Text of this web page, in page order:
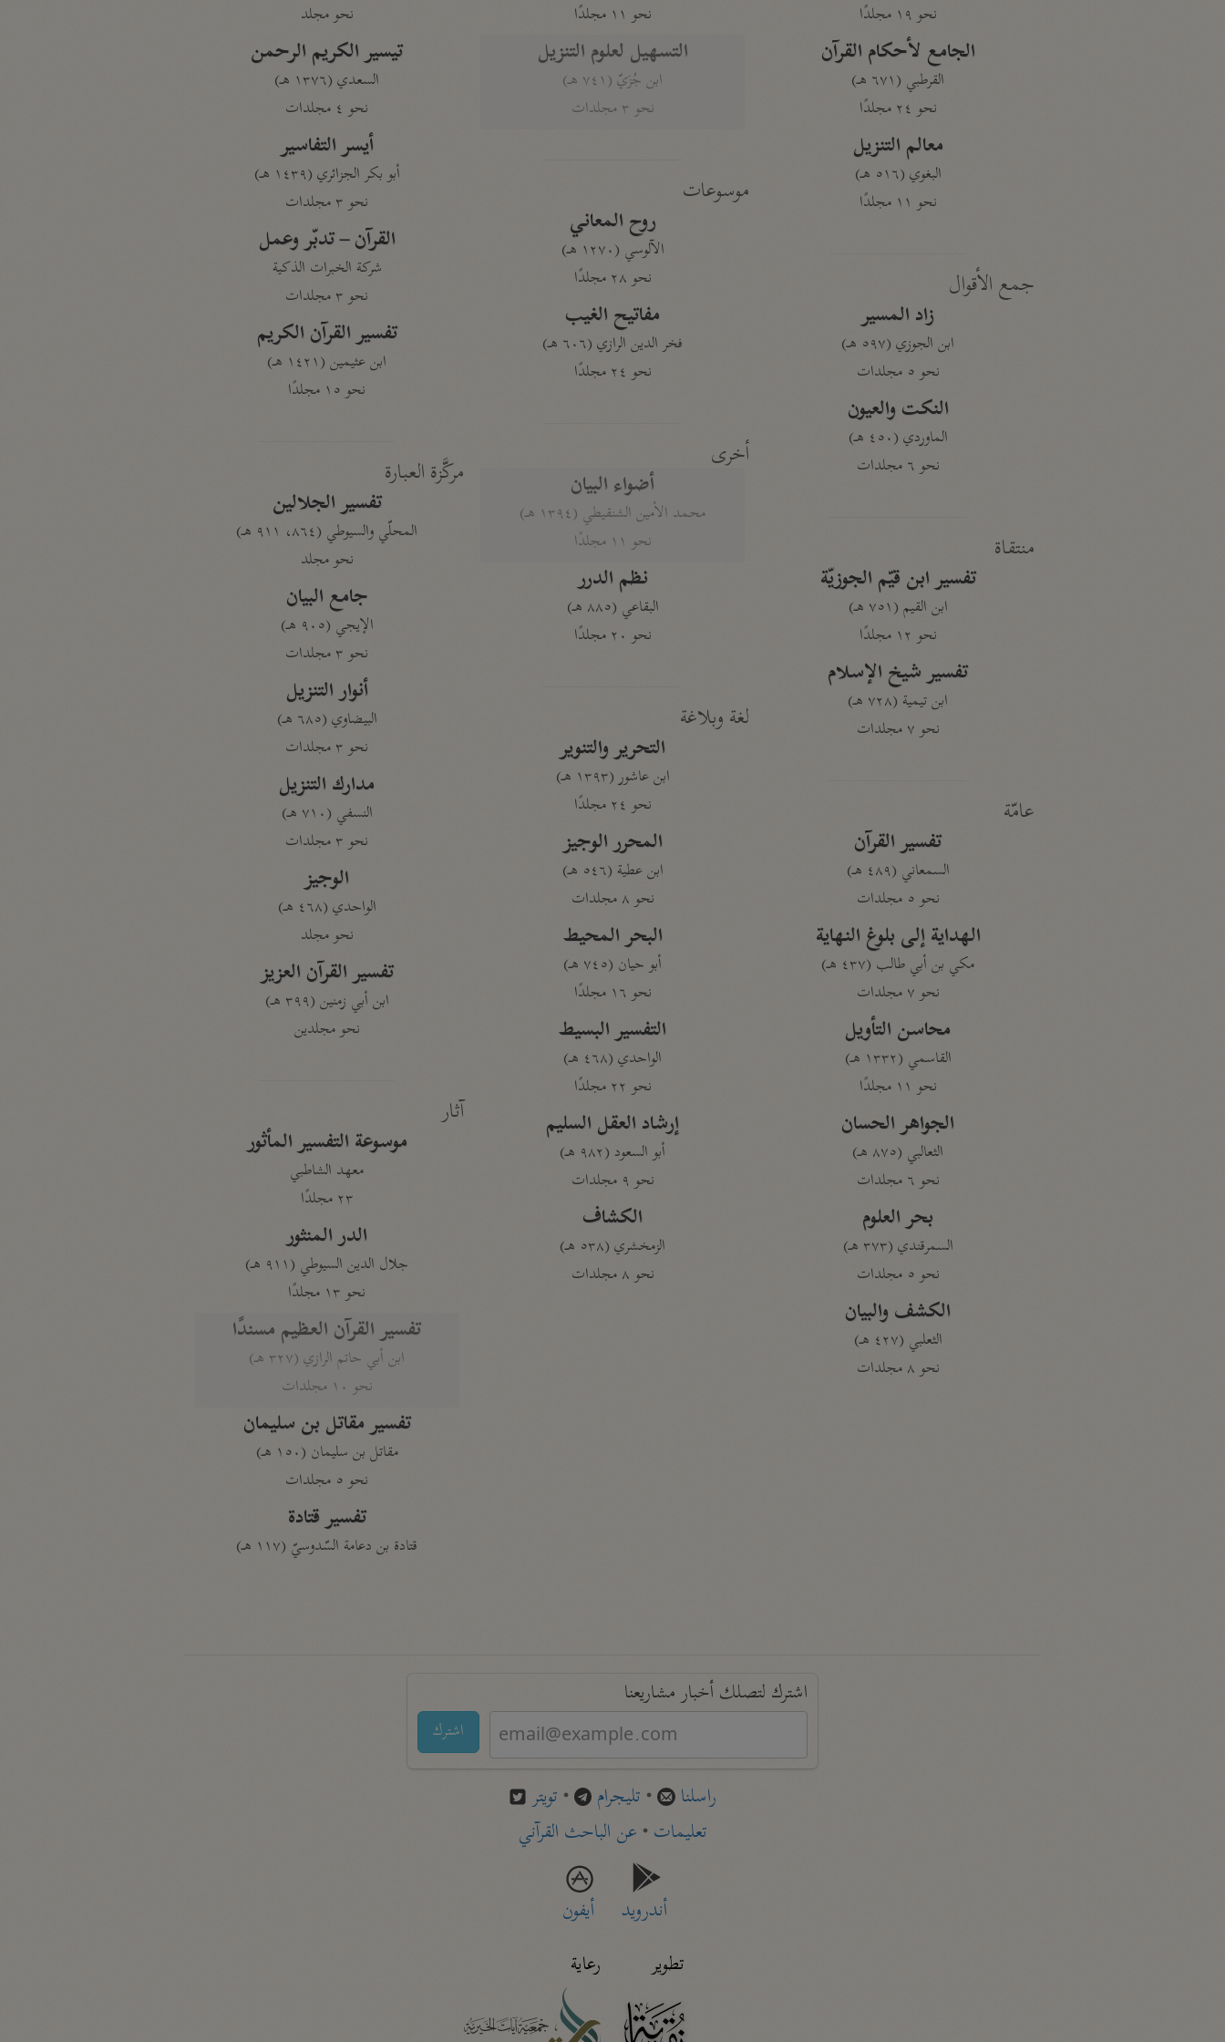
نحو ١٩ مجلدًا
الجامع لأحكام القرآن
القرطبي (٦٧١ هـ)
نحو ٢٤ مجلدًا
معالم التنزيل
البغوي (٥١٦ هـ)
نحو ١١ مجلدًا
جمع الأقوال
زاد المسير
ابن الجوزي (٥٩٧ هـ)
نحو ٥ مجلدات
النكت والعيون
الماوردي (٤٥٠ هـ)
نحو ٦ مجلدات
منتقاة
تفسير ابن قيّم الجوزيّة
ابن القيم (٧٥١ هـ)
نحو ١٢ مجلدًا
تفسير شيخ الإسلام
ابن تيمية (٧٢٨ هـ)
نحو ٧ مجلدات
عامّة
تفسير القرآن
السمعاني (٤٨٩ هـ)
نحو ٥ مجلدات
الهداية إلى بلوغ النهاية
مكي بن أبي طالب (٤٣٧ هـ)
نحو ٧ مجلدات
محاسن التأويل
القاسمي (١٣٣٢ هـ)
نحو ١١ مجلدًا
الجواهر الحسان
الثعالبي (٨٧٥ هـ)
نحو ٦ مجلدات
بحر العلوم
السمرقندي (٣٧٣ هـ)
نحو ٥ مجلدات
الكشف والبيان
الثعلبي (٤٢٧ هـ)
نحو ٨ مجلدات
نحو ١١ مجلدًا
التسهيل لعلوم التنزيل
ابن جُزَيّ (٧٤١ هـ)
نحو ٣ مجلدات
موسوعات
روح المعاني
الآلوسي (١٢٧٠ هـ)
نحو ٢٨ مجلدًا
مفاتيح الغيب
فخر الدين الرازي (٦٠٦ هـ)
نحو ٢٤ مجلدًا
أخرى
أضواء البيان
محمد الأمين الشنقيطي (١٣٩٤ هـ)
نحو ١١ مجلدًا
نظم الدرر
البقاعي (٨٨٥ هـ)
نحو ٢٠ مجلدًا
لغة وبلاغة
التحرير والتنوير
ابن عاشور (١٣٩٣ هـ)
نحو ٢٤ مجلدًا
المحرر الوجيز
ابن عطية (٥٤٦ هـ)
نحو ٨ مجلدات
البحر المحيط
أبو حيان (٧٤٥ هـ)
نحو ١٦ مجلدًا
التفسير البسيط
الواحدي (٤٦٨ هـ)
نحو ٢٢ مجلدًا
إرشاد العقل السليم
أبو السعود (٩٨٢ هـ)
نحو ٩ مجلدات
الكشاف
الزمخشري (٥٣٨ هـ)
نحو ٨ مجلدات
نحو مجلد
تيسير الكريم الرحمن
السعدي (١٣٧٦ هـ)
نحو ٤ مجلدات
أيسر التفاسير
أبو بكر الجزائري (١٤٣٩ هـ)
نحو ٣ مجلدات
القرآن – تدبّر وعمل
شركة الخبرات الذكية
نحو ٣ مجلدات
تفسير القرآن الكريم
ابن عثيمين (١٤٢١ هـ)
نحو ١٥ مجلدًا
مركَّزة العبارة
تفسير الجلالين
المحلّي والسيوطي (٨٦٤، ٩١١ هـ)
نحو مجلد
جامع البيان
الإيجي (٩٠٥ هـ)
نحو ٣ مجلدات
أنوار التنزيل
البيضاوي (٦٨٥ هـ)
نحو ٣ مجلدات
مدارك التنزيل
النسفي (٧١٠ هـ)
نحو ٣ مجلدات
الوجيز
الواحدي (٤٦٨ هـ)
نحو مجلد
تفسير القرآن العزيز
ابن أبي زمنين (٣٩٩ هـ)
نحو مجلدين
آثار
موسوعة التفسير المأثور
معهد الشاطبي
٢٣ مجلدًا
الدر المنثور
جلال الدين السيوطي (٩١١ هـ)
نحو ١٣ مجلدًا
تفسير القرآن العظيم مسندًا
ابن أبي حاتم الرازي (٣٢٧ هـ)
نحو ١٠ مجلدات
تفسير مقاتل بن سليمان
مقاتل بن سليمان (١٥٠ هـ)
نحو ٥ مجلدات
تفسير قتادة
قتادة بن دعامة السّدوسيّ (١١٧ هـ)
اشترك لتصلك أخبار مشاريعنا
اشترك
راسلنا • تليجرام • تويتر
تعليمات• عن الباحث القرآني
أندرويد
أيفون
تطوير
رعاية